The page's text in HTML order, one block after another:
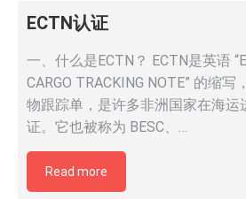
ECTN认证
一、什么是ECTN？ ECTN是英语
CARGO TRACKING NOTE” 的缩
物跟踪单，是许多非洲国家在海运
证。它也被称为 BESC、…
Read more